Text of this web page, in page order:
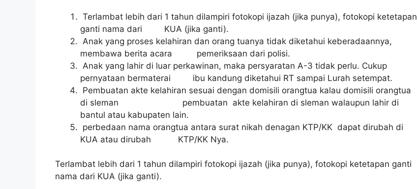
Terlambat lebih dari 1 tahun dilampiri fotokopi ijazah (jika punya), fotokopi ketetapan
ganti nama dari KUA (jika ganti).
Anak yang proses kelahiran dan orang tuanya tidak diketahui keberadaannya,
membawa berita acara pemeriksaan dari polisi.
Anak yang lahir di luar perkawinan, maka persyaratan A-3 tidak perlu. Cukup
pernyataan bermaterai ibu kandung diketahui RT sampai Lurah setempat.
Pembuatan akte kelahiran sesuai dengan domisili orangtua kalau domisili orangtua
di sleman pembuatan akte kelahiran di sleman walaupun lahir di
bantul atau kabupaten lain.
perbedaan nama orangtua antara surat nikah denagan KTP/KK dapat dirubah di
KUA atau dirubah KTP/KK Nya.
Terlambat lebih dari 1 tahun dilampiri fotokopi ijazah (jika punya), fotokopi ketetapan ganti
nama dari KUA (jika ganti).